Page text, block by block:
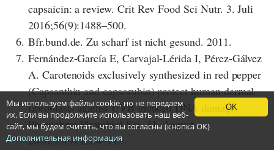
capsaicin: a review. Crit Rev Food Sci Nutr. 3. Juli
2016;56(9):1488–500.
6. Bfr.bund.de. Zu scharf ist nicht gesund. 2011.
7. Fernández-García E, Carvajal-Lérida I, Pérez-Gálvez
A. Carotenoids exclusively synthesized in red pepper
(Capsanthin and capsorubin) protect human dermal
fibroblasts against UVB induced DNA damage.
Photochem Photobiol Sci. 31. August
2016;15(9):1204–11.
OK
Мы используем файлы cookie, но не передаем
их. Если вы продолжите использовать наш веб-
сайт, мы будем считать, что вы согласны (кнопка ОК)
Дополнительная информация